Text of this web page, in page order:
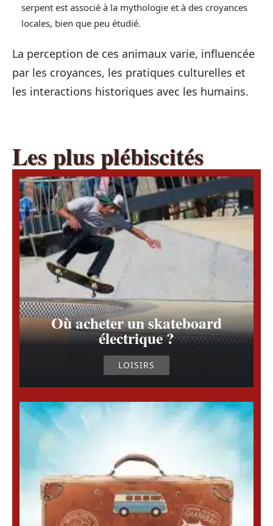
serpent est associé à la mythologie et à des croyances
locales, bien que peu étudié.
La perception de ces animaux varie, influencée
par les croyances, les pratiques culturelles et
les interactions historiques avec les humains.
Les plus plébiscités
Où acheter un skateboard
électrique ?
LOISIRS